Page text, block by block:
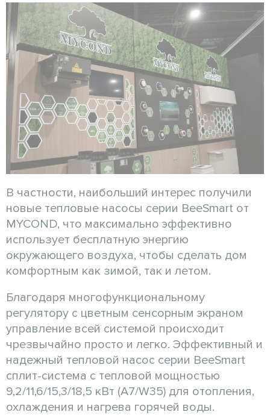
В частности, наибольший интерес получили
новые тепловые насосы серии BeeSmart от
MYCOND, что максимально эффективно
использует бесплатную энергию
окружающего воздуха, чтобы сделать дом
комфортным как зимой, так и летом.
Благодаря многофункциональному
регулятору с цветным сенсорным экраном
управление всей системой происходит
чрезвычайно просто и легко. Эффективный и
надежный тепловой насос серии BeeSmart
сплит-система с тепловой мощностью
9,2/11,6/15,3/18,5 кВт (A7/W35) для отопления,
охлаждения и нагрева горячей воды.